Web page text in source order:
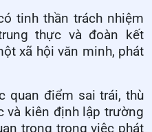
tinh thần trách nhiệm
thực và đoàn kết
xã hội văn minh, phát
quan điểm sai trái, thù
và kiên định lập trường
trọng trong việc phát